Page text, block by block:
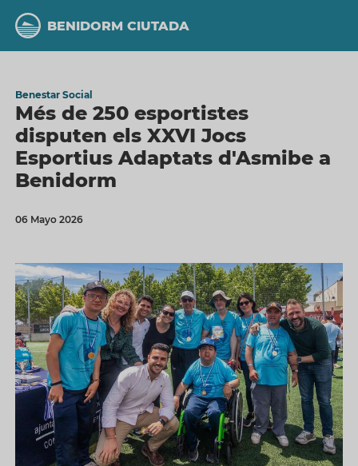
contingut
BENIDORM CIUTADA
Benestar Social
Més de 250 esportistes
disputen els XXVI Jocs
Esportius Adaptats d'Asmibe a
Benidorm
06 Mayo 2026